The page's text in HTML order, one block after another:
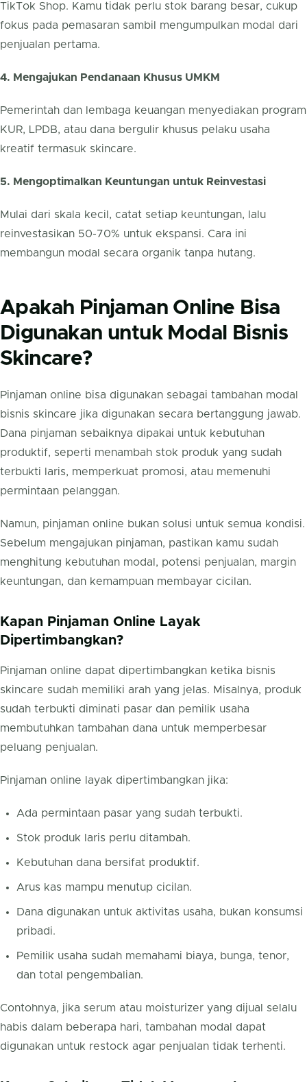
TikTok Shop. Kamu tidak perlu stok barang besar, cukup
fokus pada pemasaran sambil mengumpulkan modal dari
penjualan pertama.
4. Mengajukan Pendanaan Khusus UMKM
Pemerintah dan lembaga keuangan menyediakan program
KUR, LPDB, atau dana bergulir khusus pelaku usaha
kreatif termasuk skincare.
5. Mengoptimalkan Keuntungan untuk Reinvestasi
Mulai dari skala kecil, catat setiap keuntungan, lalu
reinvestasikan 50-70% untuk ekspansi. Cara ini
membangun modal secara organik tanpa hutang.
Apakah Pinjaman Online Bisa
Digunakan untuk Modal Bisnis
Skincare?
Pinjaman online bisa digunakan sebagai tambahan modal
bisnis skincare jika digunakan secara bertanggung jawab.
Dana pinjaman sebaiknya dipakai untuk kebutuhan
produktif, seperti menambah stok produk yang sudah
terbukti laris, memperkuat promosi, atau memenuhi
permintaan pelanggan.
Namun, pinjaman online bukan solusi untuk semua kondisi.
Sebelum mengajukan pinjaman, pastikan kamu sudah
menghitung kebutuhan modal, potensi penjualan, margin
keuntungan, dan kemampuan membayar cicilan.
Kapan Pinjaman Online Layak
Dipertimbangkan?
Pinjaman online dapat dipertimbangkan ketika bisnis
skincare sudah memiliki arah yang jelas. Misalnya, produk
sudah terbukti diminati pasar dan pemilik usaha
membutuhkan tambahan dana untuk memperbesar
peluang penjualan.
Pinjaman online layak dipertimbangkan jika:
Ada permintaan pasar yang sudah terbukti.
Stok produk laris perlu ditambah.
Kebutuhan dana bersifat produktif.
Arus kas mampu menutup cicilan.
Dana digunakan untuk aktivitas usaha, bukan konsumsi
pribadi.
Pemilik usaha sudah memahami biaya, bunga, tenor,
dan total pengembalian.
Contohnya, jika serum atau moisturizer yang dijual selalu
habis dalam beberapa hari, tambahan modal dapat
digunakan untuk restock agar penjualan tidak terhenti.